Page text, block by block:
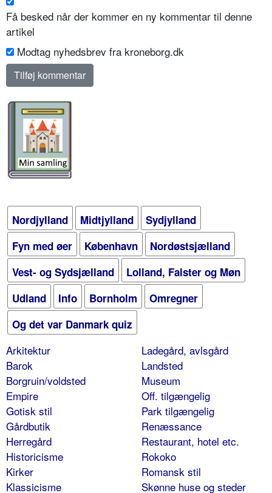
Få besked når der kommer en ny kommentar til denne
artikel
Modtag nyhedsbrev fra kroneborg.dk
Nordjylland Midtjylland
Sydjylland
Fyn med øer
København
Nordøstsjælland
Vest- og Sydsjælland
Lolland, Falster og Møn
Udland
Info Bornholm
Omregner
Og det var Danmark quiz
Arkitektur
Barok
Borgruin/voldsted
Empire
Gotisk stil
Gårdbutik
Herregård
Historicisme
Kirker
Klassicisme
Ladegård, avlsgård
Landsted
Museum
Off. tilgængelig
Park tilgængelig
Renæssance
Restaurant, hotel etc.
Rokoko
Romansk stil
Skønne huse og steder